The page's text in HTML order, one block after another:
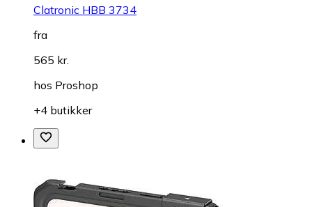
Clatronic HBB 3734
fra
565 kr.
hos Proshop
+4 butikker